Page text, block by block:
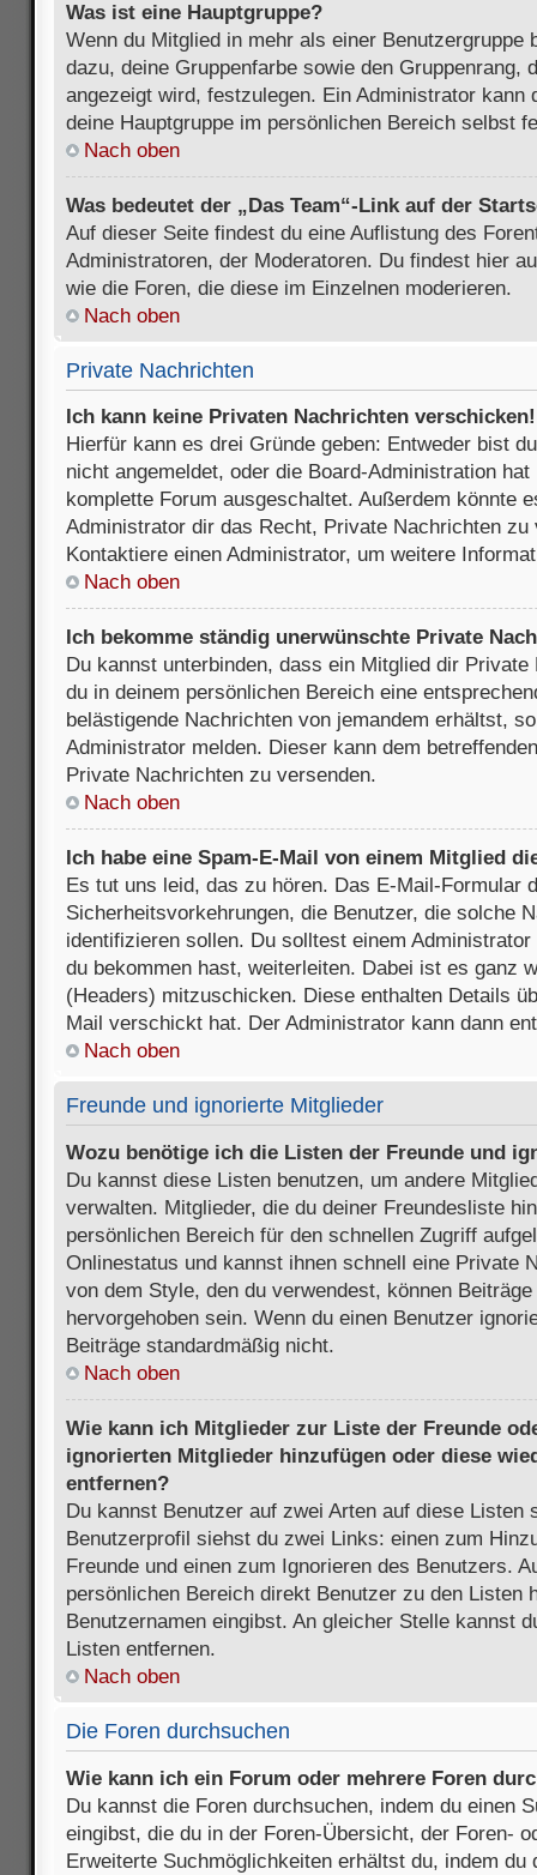
Was ist eine Hauptgruppe?
Wenn du Mitglied in mehr als einer Benutzergruppe
dazu, deine Gruppenfarbe sowie den Gruppenrang,
angezeigt wird, festzulegen. Ein Administrator kann
deine Hauptgruppe im persönlichen Bereich selbst
Nach oben
Was bedeutet der „Das Team“-Link auf der
Auf dieser Seite findest du eine Auflistung des
Administratoren, der Moderatoren. Du findest hier
wie die Foren, die diese im Einzelnen moderieren.
Nach oben
Private Nachrichten
Ich kann keine Privaten Nachrichten verschicken!
Hierfür kann es drei Gründe geben: Entweder bist
nicht angemeldet, oder die Board-Administration
komplette Forum ausgeschaltet. Außerdem könnte
Administrator dir das Recht, Private Nachrichten
Kontaktiere einen Administrator, um weitere
Nach oben
Ich bekomme ständig unerwünschte Private
Du kannst unterbinden, dass ein Mitglied dir
du in deinem persönlichen Bereich eine
belästigende Nachrichten von jemandem erhältst,
Administrator melden. Dieser kann dem
Private Nachrichten zu versenden.
Nach oben
Ich habe eine Spam-E-Mail von einem Mitglied
Es tut uns leid, das zu hören. Das E-Mail-Formular
Sicherheitsvorkehrungen, die Benutzer, die solche
identifizieren sollen. Du solltest einem
du bekommen hast, weiterleiten. Dabei ist es ganz
(Headers) mitzuschicken. Diese enthalten Details
Mail verschickt hat. Der Administrator kann dann
Nach oben
Freunde und ignorierte Mitglieder
Wozu benötige ich die Listen der Freunde und
Du kannst diese Listen benutzen, um andere
verwalten. Mitglieder, die du deiner Freundesliste
persönlichen Bereich für den schnellen Zugriff
Onlinestatus und kannst ihnen schnell eine Private
von dem Style, den du verwendest, können
hervorgehoben sein. Wenn du einen Benutzer
Beiträge standardmäßig nicht.
Nach oben
Wie kann ich Mitglieder zur Liste der Freunde
ignorierten Mitglieder hinzufügen oder diese
entfernen?
Du kannst Benutzer auf zwei Arten auf diese Listen
Benutzerprofil siehst du zwei Links: einen zum
Freunde und einen zum Ignorieren des Benutzers.
persönlichen Bereich direkt Benutzer zu den Listen
Benutzernamen eingibst. An gleicher Stelle kannst
Listen entfernen.
Nach oben
Die Foren durchsuchen
Wie kann ich ein Forum oder mehrere Foren
Du kannst die Foren durchsuchen, indem du einen
eingibst, die du in der Foren-Übersicht, der Foren-
Erweiterte Suchmöglichkeiten erhältst du, indem du